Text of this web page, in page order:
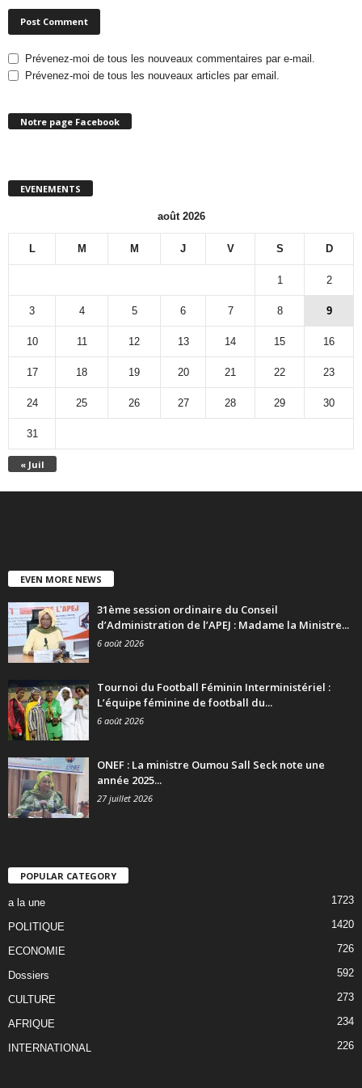
Prévenez-moi de tous les nouveaux commentaires par e-mail.
Prévenez-moi de tous les nouveaux articles par email.
Notre page Facebook
EVENEMENTS
août 2026
L M M J V S D
« Juil
1 2
3 4 5 6 7 8 9
10 11 12 13 14 15 16
17 18 19 20 21 22 23
24 25 26 27 28 29 30
31
EVEN MORE NEWS
31ème session ordinaire du Conseil
d’Administration de l’APEJ : Madame la Ministre...
6 août 2026
Tournoi du Football Féminin Interministériel :
L’équipe féminine de football du...
6 août 2026
ONEF : La ministre Oumou Sall Seck note une
année 2025...
27 juillet 2026
POPULAR CATEGORY
a la une 1723
POLITIQUE 1420
ECONOMIE 726
Dossiers 592
CULTURE 273
AFRIQUE 234
INTERNATIONAL 226